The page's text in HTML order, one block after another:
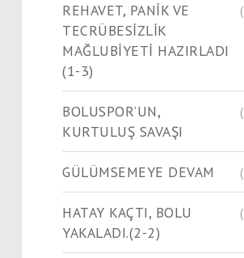
REHAVET, PANİK VE
TECRÜBESİZLİK
MAĞLUBİYETİ HAZIRLADI
(1-3)
BOLUSPOR’UN,
KURTULUŞ SAVAŞI
GÜLÜMSEMEYE DEVAM
HATAY KAÇTI, BOLU
YAKALADI.(2-2)